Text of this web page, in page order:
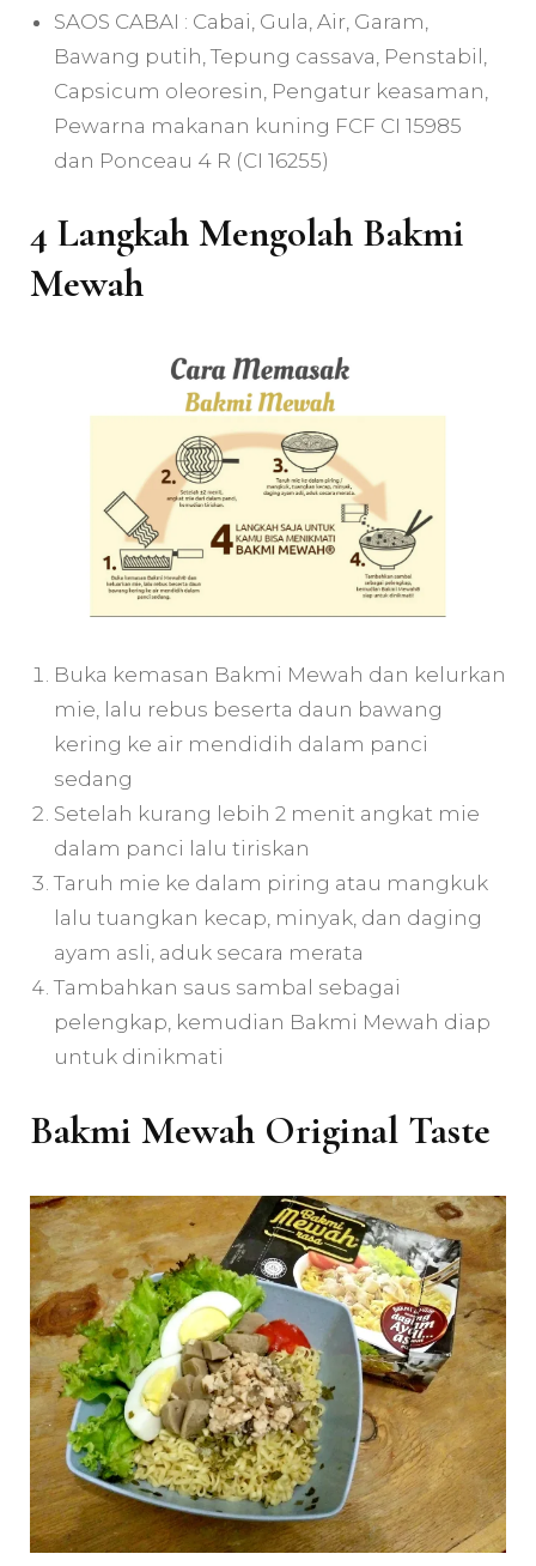
SAOS CABAI : Cabai, Gula, Air, Garam,
Bawang putih, Tepung cassava, Penstabil,
Capsicum oleoresin, Pengatur keasaman,
Pewarna makanan kuning FCF CI 15985
dan Ponceau 4 R (CI 16255)
4 Langkah Mengolah Bakmi
Mewah
Buka kemasan Bakmi Mewah dan kelurkan
mie, lalu rebus beserta daun bawang
kering ke air mendidih dalam panci
sedang
Setelah kurang lebih 2 menit angkat mie
dalam panci lalu tiriskan
Taruh mie ke dalam piring atau mangkuk
lalu tuangkan kecap, minyak, dan daging
ayam asli, aduk secara merata
Tambahkan saus sambal sebagai
pelengkap, kemudian Bakmi Mewah diap
untuk dinikmati
Bakmi Mewah Original Taste